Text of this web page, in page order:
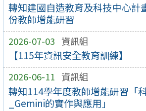
轉知建國自造教育及科技中心計
份教師增能研習
2026-07-03 資訊組
【115年資訊安全教育訓練】
2026-06-11 資訊組
轉知114學年度教師增能研習「
_Gemini的實作與應用」